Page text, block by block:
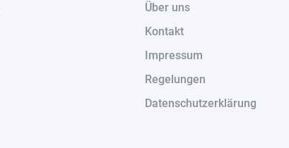
Über uns
Kontakt
Impressum
Regelungen
Datenschutzerklärung